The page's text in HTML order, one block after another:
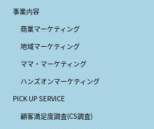
事業内容
商業マーケティング
地域マーケティング
ママ・マーケティング
ハンズオンマーケティング
PICK UP SERVICE
顧客満足度調査(CS調査)